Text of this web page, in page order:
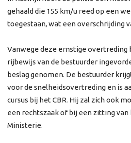
gehaald die 155 km/u reed op een
toegestaan, wat een overschrijding
Vanwege deze ernstige
rijbewijs van de bestuurder
beslag genomen. De bestuurder
voor de snelheidsovertreding en is
cursus bij het CBR. Hij zal zich ook
een rechtszaak of bij een zitting van
Ministerie.